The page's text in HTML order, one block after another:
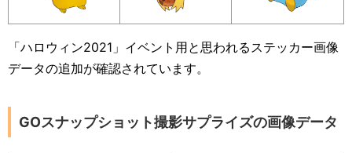
「ハロウィン2021」イベント用と思われるステッカー画像
データの追加が確認されています。
GOスナップショット撮影サプライズの画像データ